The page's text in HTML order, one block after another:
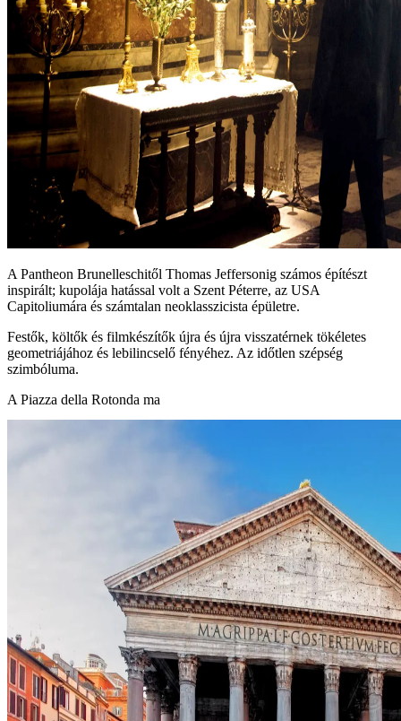
A Pantheon Brunelleschitől Thomas Jeffersonig számos építészt
inspirált; kupolája hatással volt a Szent Péterre, az USA
Capitoliumára és számtalan neoklasszicista épületre.
Festők, költők és filmkészítők újra és újra visszatérnek tökéletes
geometriájához és lebilincselő fényéhez. Az időtlen szépség
szimbóluma.
A Piazza della Rotonda ma